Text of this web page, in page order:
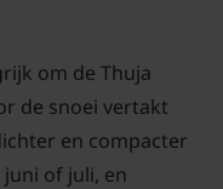
om de Thuja
de snoei vertakt
en compacter
of juli, en